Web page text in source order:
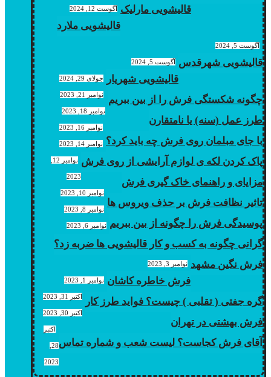
قالیشویی مارلیک آگوست 12, 2024
قالیشویی ملارد
آگوست 5, 2024
قالیشویی شهرقدس آگوست 5, 2024
قالیشویی شهریار جولای 29, 2024
چگونه شکستگی فرش را از بین ببریم نوامبر 21, 2023
طرز عمل (سنه) یا نامتقارن
نوامبر 18, 2023
با جای مبلمان روی فرش چه باید کرد؟
نوامبر 16, 2023
پاک کردن لکه ی لوازم آرایشی از روی فرش
نوامبر 14, 2023
مزایای و راهنمای خاک گیری فرش 2023
تاثیر نظافت فرش بر حذف ویروس ها
نوامبر 10, 2023
پوسیدگی فرش را چگونه از بین ببریم
نوامبر 8, 2023
گرانی چگونه به کسب و کار قالیشویی ها ضربه زد؟
نوامبر 6, 2023
فرش نگین مشهد نوامبر 3, 2023
فرش خاطره کاشان نوامبر 1, 2023
گره جفتی ( تقلبی ) چیست؟ فواید طرز کار اکتبر 31, 2023
فرش بهشتی در تهران
اکتبر 30, 2023
آقای فرش کجاست؟ لیست شعب و شماره تماس
اکتبر
2023